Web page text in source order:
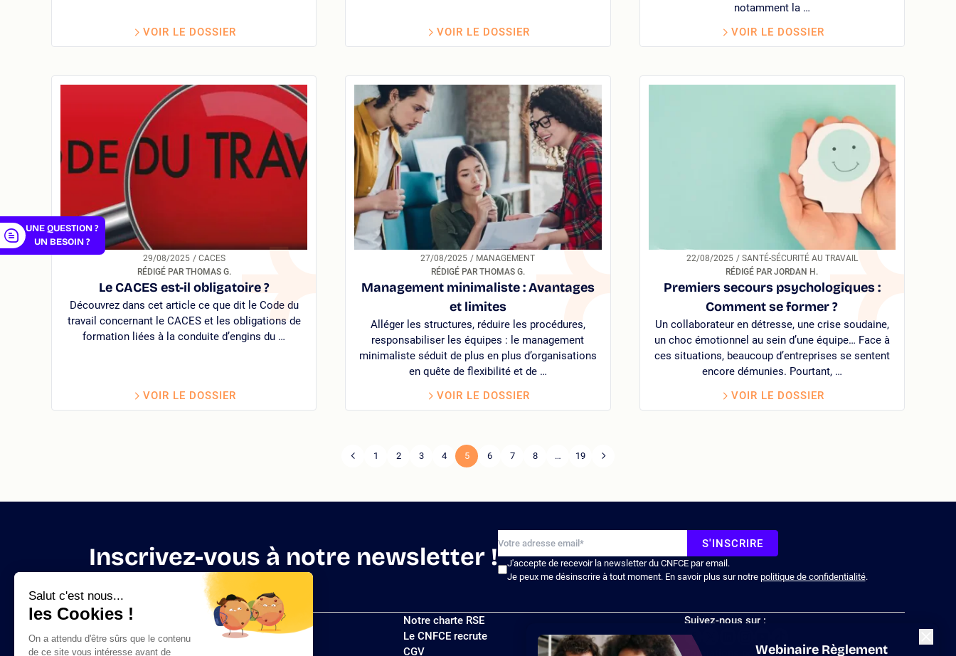
Salut c'est nous...
les Cookies !
On a attendu d'être sûrs que le contenu
de ce site vous intéresse avant de
VOIR LE DOSSIER VOIR LE DOSSIER
notamment la …
VOIR LE DOSSIER
29/08/2025
/ CACES
RÉDIGÉ PAR THOMAS G.
Le CACES est-il obligatoire ?
Découvrez dans cet article ce que dit le Code du
travail concernant le CACES et les obligations de
formation liées à la conduite d’engins du …
VOIR LE DOSSIER
27/08/2025
/ MANAGEMENT
RÉDIGÉ PAR THOMAS G.
Management minimaliste : Avantages
et limites
Alléger les structures, réduire les procédures,
responsabiliser les équipes : le management
minimaliste séduit de plus en plus d’organisations
en quête de flexibilité et de …
VOIR LE DOSSIER
22/08/2025
/ SANTÉ-SÉCURITÉ AU TRAVAIL
RÉDIGÉ PAR JORDAN H.
Premiers secours psychologiques :
Comment se former ?
Un collaborateur en détresse, une crise soudaine,
un choc émotionnel au sein d’une équipe… Face à
ces situations, beaucoup d’entreprises se sentent
encore démunies. Pourtant, …
VOIR LE DOSSIER
Page
1 2 3 4 5 6 7 8 … 19
Page
UNE QUESTION ?
UN BESOIN ?
Inscrivez-vous à notre newsletter ! S'INSCRIRE
J'accepte de recevoir la newsletter du CNFCE par email.
Je peux me désinscrire à tout moment. En savoir plus sur notre politique de confidentialité.
site
Notre catalogue de formations
Formation sur mesure
Demander un devis
Notre charte RSE
Le CNFCE recrute
CGV
Suivez-nous sur :
Formations pour les entreprises
Webinaire Règlement